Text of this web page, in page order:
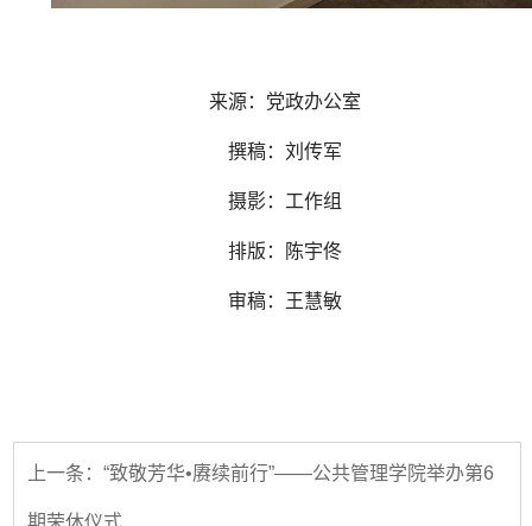
来源：党政办公室
撰稿：刘传军
摄影：工作组
排版：陈宇佟
审稿：王慧敏
上一条：“致敬芳华•赓续前行”——公共管理学院举办第6
期荣休仪式